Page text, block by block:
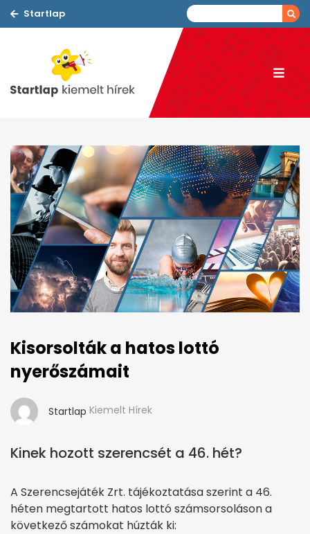
Startlap
Kisorsolták a hatos lottó
nyerőszámait
Startlap Kiemelt Hírek
Kinek hozott szerencsét a 46. hét?
A Szerencsejáték Zrt. tájékoztatása szerint a 46.
héten megtartott hatos lottó számsorsoláson a
következő számokat húzták ki: